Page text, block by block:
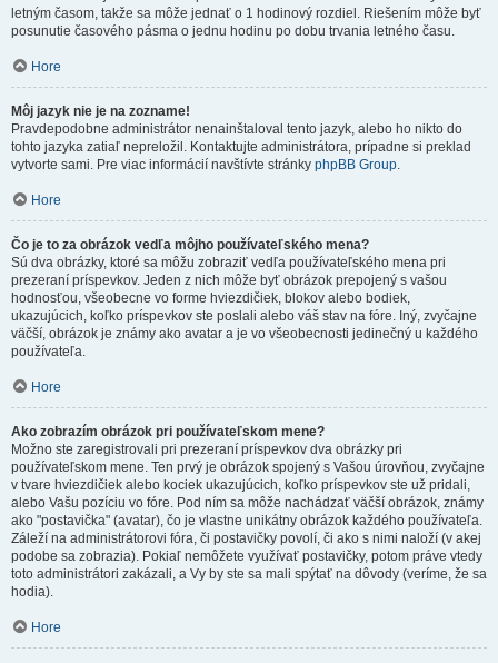
letným časom, takže sa môže jednať o 1 hodinový rozdiel. Riešením môže byť
posunutie časového pásma o jednu hodinu po dobu trvania letného času.
Hore
Môj jazyk nie je na zozname!
Pravdepodobne administrátor nenainštaloval tento jazyk, alebo ho nikto do
tohto jazyka zatiaľ nepreložil. Kontaktujte administrátora, prípadne si preklad
vytvorte sami. Pre viac informácií navštívte stránky phpBB Group.
Hore
Čo je to za obrázok vedľa môjho používateľského mena?
Sú dva obrázky, ktoré sa môžu zobraziť vedľa používateľského mena pri
prezeraní príspevkov. Jeden z nich môže byť obrázok prepojený s vašou
hodnosťou, všeobecne vo forme hviezdičiek, blokov alebo bodiek,
ukazujúcich, koľko príspevkov ste poslali alebo váš stav na fóre. Iný, zvyčajne
väčší, obrázok je známy ako avatar a je vo všeobecnosti jedinečný u každého
používateľa.
Hore
Ako zobrazím obrázok pri používateľskom mene?
Možno ste zaregistrovali pri prezeraní príspevkov dva obrázky pri
používateľskom mene. Ten prvý je obrázok spojený s Vašou úrovňou, zvyčajne
v tvare hviezdičiek alebo kociek ukazujúcich, koľko príspevkov ste už pridali,
alebo Vašu pozíciu vo fóre. Pod ním sa môže nachádzať väčší obrázok, známy
ako "postavička" (avatar), čo je vlastne unikátny obrázok každého používateľa.
Záleží na administrátorovi fóra, či postavičky povolí, či ako s nimi naloží (v akej
podobe sa zobrazia). Pokiaľ nemôžete využívať postavičky, potom práve vtedy
toto administrátori zakázali, a Vy by ste sa mali spýtať na dôvody (veríme, že sa
hodia).
Hore